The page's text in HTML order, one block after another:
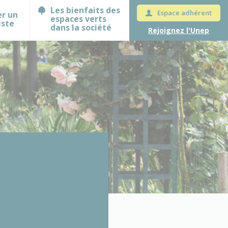
un Les bienfaits des
espaces verts
dans la société
Espace adhérent
Rejoignez l'Unep